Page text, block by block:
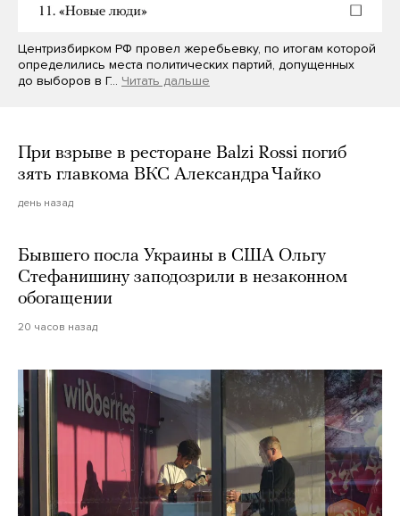
Центризбирком РФ провел жеребьевку, по итогам которой
определились места политических партий, допущенных
до выборов в Г… Читать дальше
При взрыве в ресторане Balzi Rossi погиб
зять главкома ВКС Александра Чайко
день назад
Бывшего посла Украины в США Ольгу
Стефанишину заподозрили в незаконном
обогащении
20 часов назад